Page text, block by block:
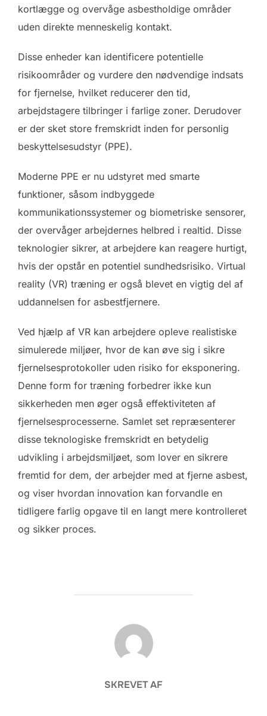
kortlægge og overvåge asbestholdige områder
uden direkte menneskelig kontakt.
Disse enheder kan identificere potentielle
risikoområder og vurdere den nødvendige indsats
for fjernelse, hvilket reducerer den tid,
arbejdstagere tilbringer i farlige zoner. Derudover
er der sket store fremskridt inden for personlig
beskyttelsesudstyr (PPE).
Moderne PPE er nu udstyret med smarte
funktioner, såsom indbyggede
kommunikationssystemer og biometriske sensorer,
der overvåger arbejdernes helbred i realtid. Disse
teknologier sikrer, at arbejdere kan reagere hurtigt,
hvis der opstår en potentiel sundhedsrisiko. Virtual
reality (VR) træning er også blevet en vigtig del af
uddannelsen for asbestfjernere.
Ved hjælp af VR kan arbejdere opleve realistiske
simulerede miljøer, hvor de kan øve sig i sikre
fjernelsesprotokoller uden risiko for eksponering.
Denne form for træning forbedrer ikke kun
sikkerheden men øger også effektiviteten af
fjernelsesprocesserne. Samlet set repræsenterer
disse teknologiske fremskridt en betydelig
udvikling i arbejdsmiljøet, som lover en sikrere
fremtid for dem, der arbejder med at fjerne asbest,
og viser hvordan innovation kan forvandle en
tidligere farlig opgave til en langt mere kontrolleret
og sikker proces.
FORFATTER
SKREVET AF